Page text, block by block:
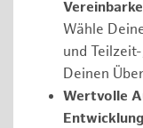
Wähle
und
Deinen
Wertvolle